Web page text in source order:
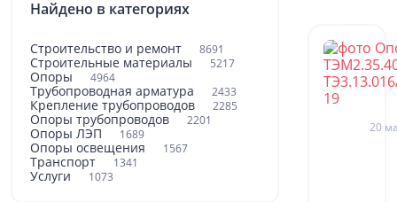
Найдено в категориях
Строительство и ремонт 8691
Строительные материалы 5217
Опоры 4964
Трубопроводная арматура 2433
Крепление трубопроводов 2285
Опоры трубопроводов 2201
Опоры ЛЭП 1689
Опоры освещения 1567
Транспорт 1341
Услуги 1073
20